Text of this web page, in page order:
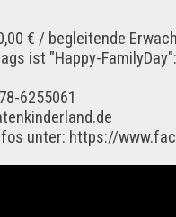
€ / begleitende
ist "Happy-
6255061
unter: https://